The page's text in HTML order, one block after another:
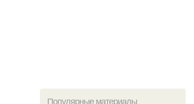
Популярные материалы